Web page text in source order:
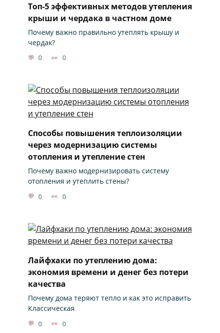
Топ-5 эффективных методов утепления
крыши и чердака в частном доме
Почему важно правильно утеплять крышу и
чердак?
0 0
Способы повышения теплоизоляции
через модернизацию системы
отопления и утепление стен
Почему важно модернизировать систему
отопления и утеплить стены?
0 0
Лайфхаки по утеплению дома:
экономия времени и денег без потери
качества
Почему дома теряют тепло и как это исправить
Классическая
0 0